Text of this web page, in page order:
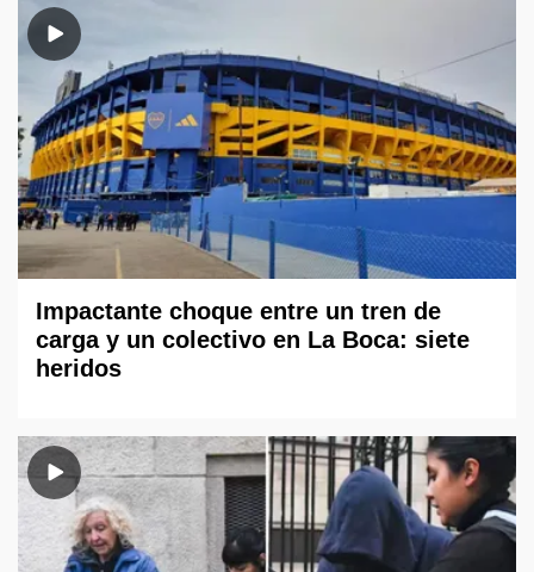
Impactante choque entre un tren de
carga y un colectivo en La Boca: siete
heridos